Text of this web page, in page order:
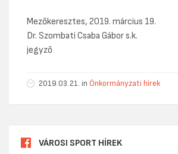
Mezőkeresztes, 2019. március 19.
Dr. Szombati Csaba Gábor s.k.
jegyző
2019.03.21. in Önkormányzati hírek
VÁROSI SPORT HÍREK